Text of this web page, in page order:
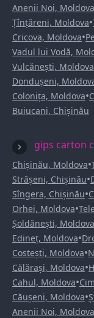
Anenii Noi, Moldova
Țînțăreni, Moldova•
Cricova, Moldova•
Vadul lui Vodă,
Vulcănești, Moldova
Dondușeni,
Colonița, Moldova•
Buiucani, Chișinău
gips carton
Chișinău, Moldova•
Strășeni, Chișinău•
Sîngera, Chișinău•
Orhei, Moldova•
Șoldănești, Moldova
Edineț, Moldova•
Costești, Moldova•
Călărași, Moldova•
Cahul, Moldova•
Căușeni, Moldova•
Anenii Noi, Moldova